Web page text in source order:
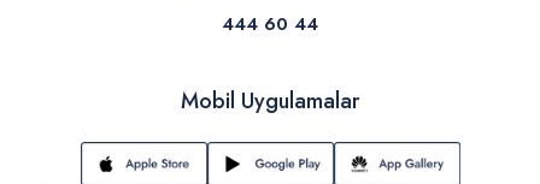
444 60 44
Mobil Uygulamalar